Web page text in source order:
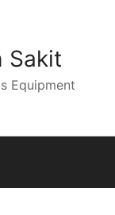
Sakit
Equipment